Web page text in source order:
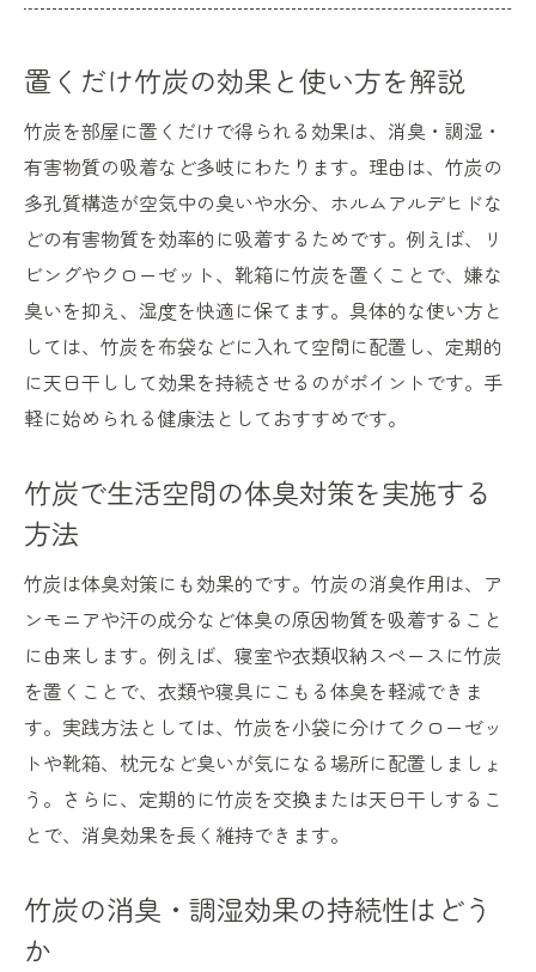
置くだけ竹炭の効果と使い方を解説
竹炭を部屋に置くだけで得られる効果は、消臭・調湿・
有害物質の吸着など多岐にわたります。理由は、竹炭の
多孔質構造が空気中の臭いや水分、ホルムアルデヒドな
どの有害物質を効率的に吸着するためです。例えば、リ
ビングやクローゼット、靴箱に竹炭を置くことで、嫌な
臭いを抑え、湿度を快適に保てます。具体的な使い方と
しては、竹炭を布袋などに入れて空間に配置し、定期的
に天日干しして効果を持続させるのがポイントです。手
軽に始められる健康法としておすすめです。
竹炭で生活空間の体臭対策を実施する
方法
竹炭は体臭対策にも効果的です。竹炭の消臭作用は、ア
ンモニアや汗の成分など体臭の原因物質を吸着すること
に由来します。例えば、寝室や衣類収納スペースに竹炭
を置くことで、衣類や寝具にこもる体臭を軽減できま
す。実践方法としては、竹炭を小袋に分けてクローゼッ
トや靴箱、枕元など臭いが気になる場所に配置しましょ
う。さらに、定期的に竹炭を交換または天日干しするこ
とで、消臭効果を長く維持できます。
竹炭の消臭・調湿効果の持続性はどう
か